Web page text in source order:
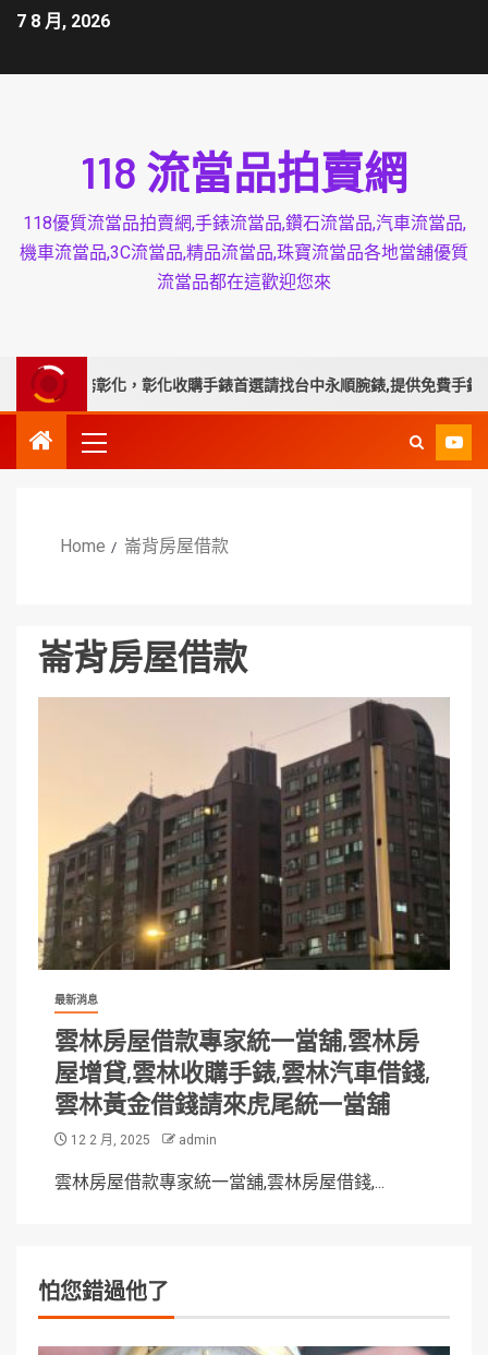
7 8 月, 2026
118 流當品拍賣網
118優質流當品拍賣網,手錶流當品,鑽石流當品,汽車流當品,
機車流當品,3C流當品,精品流當品,珠寶流當品各地當舖優質
流當品都在這歡迎您來
延伸服務彰化，彰化收購手錶首選請找台中永順腕錶,提供免費手錶換電
Home 崙背房屋借款
崙背房屋借款
最新消息
雲林房屋借款專家統一當舖,雲林房
屋增貸,雲林收購手錶,雲林汽車借錢,
雲林黃金借錢請來虎尾統一當舖
12 2 月, 2025 admin
雲林房屋借款專家統一當舖,雲林房屋借錢,...
怕您錯過他了